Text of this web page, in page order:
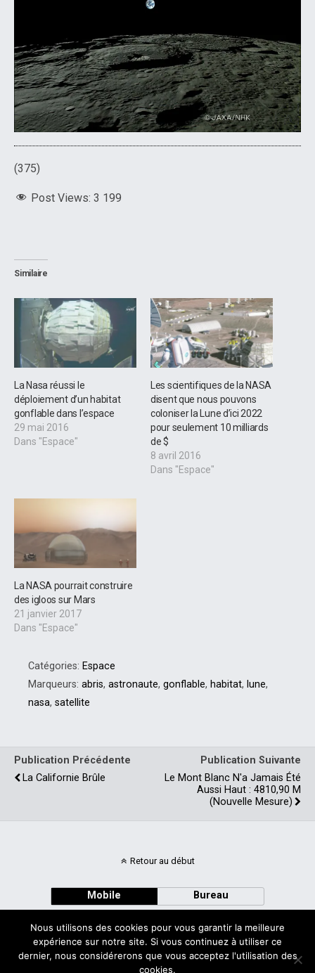
(375)
Post Views: 3 199
Similaire
La Nasa réussi le
déploiement d’un habitat
gonflable dans l’espace
29 mai 2016
Dans "Espace"
Les scientifiques de la NASA
disent que nous pouvons
coloniser la Lune d’ici 2022
pour seulement 10 milliards
de $
8 avril 2016
Dans "Espace"
La NASA pourrait construire
des igloos sur Mars
21 janvier 2017
Dans "Espace"
Catégories: Espace
Marqueurs: abris, astronaute, gonflable, habitat, lune,
nasa, satellite
Publication Précédente
La Californie Brûle
Publication Suivante
Le Mont Blanc N'a Jamais Été
Aussi Haut : 4810,90 M
(nouvelle Mesure)
Retour au début
Mobile Bureau
Nous utilisons des cookies pour vous garantir la meilleure
expérience sur notre site. Si vous continuez à utiliser ce
dernier, nous considérerons que vous acceptez l'utilisation des
cookies.